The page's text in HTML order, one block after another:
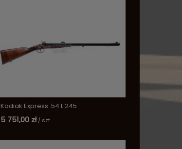
Kodiak Express .54 L.245
5 751,00 zł / szt.